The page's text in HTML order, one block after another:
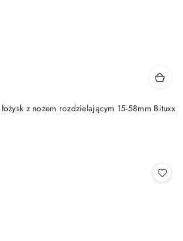
z nożem rozdzielającym 15-58mm Bituxx